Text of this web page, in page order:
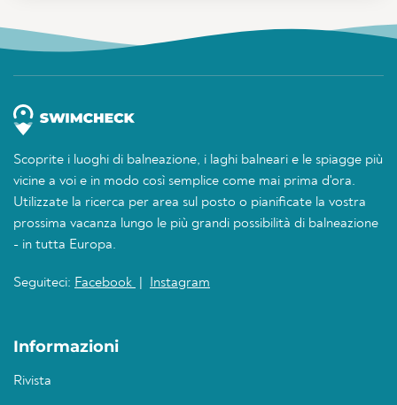
Scoprite i luoghi di balneazione, i laghi balneari e le spiagge più
vicine a voi e in modo così semplice come mai prima d'ora.
Utilizzate la ricerca per area sul posto o pianificate la vostra
prossima vacanza lungo le più grandi possibilità di balneazione
- in tutta Europa.
Seguiteci: Facebook Instagram
Informazioni
Rivista